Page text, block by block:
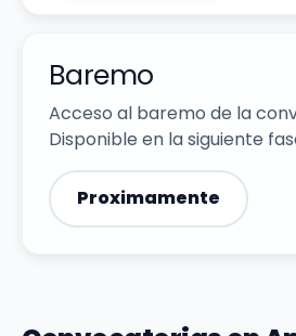
Baremo
Acceso al baremo de la
Disponible en la siguiente
Proximamente